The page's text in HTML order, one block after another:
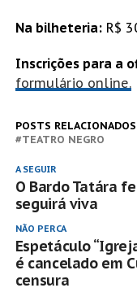
Na bilheteria: R$
Inscrições para a
formulário online.
POSTS
TEATRO NEGRO
A SEGUIR
O Bardo Tatára
seguirá viva
NÃO PERCA
Espetáculo
é cancelado em
censura